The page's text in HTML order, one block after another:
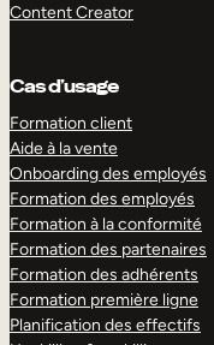
Content Creator
Cas d’usage
Formation client
Aide à la vente
Onboarding des employés
Formation des employés
Formation à la conformité
Formation des partenaires
Formation des adhérents
Formation première ligne
Planification des effectifs